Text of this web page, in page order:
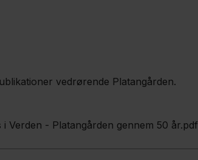
vedrørende Platangården.
Verden - Platangården gennem 50 år.pdf